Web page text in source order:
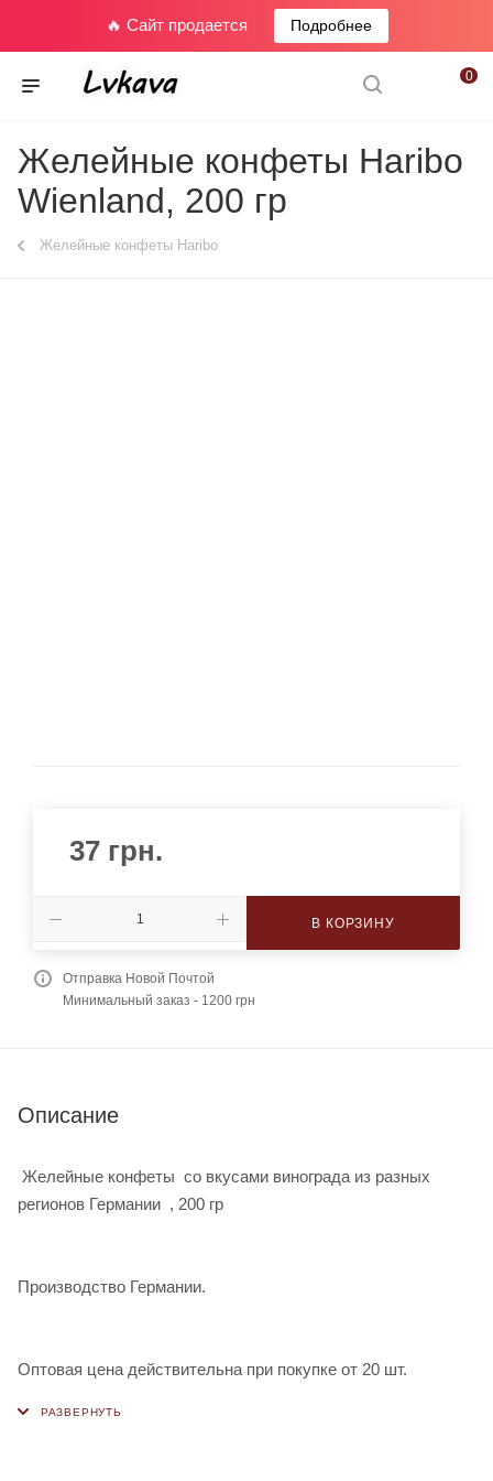
🔥 Сайт продается Подробнее
0
Желейные конфеты Haribo
Wienland, 200 гр
Желейные конфеты Haribo
37 грн.
В КОРЗИНУ
Отправка Новой Почтой
Минимальный заказ - 1200 грн
Описание
Желейные конфеты со вкусами винограда из разных
регионов Германии , 200 гр
Производство Германии.
Оптовая цена действительна при покупке от 20 шт.